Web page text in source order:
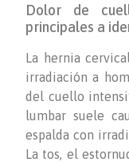
Dolor de
principales a
La hernia
irradiación a
del cuello
lumbar suele
espalda con
La tos, el